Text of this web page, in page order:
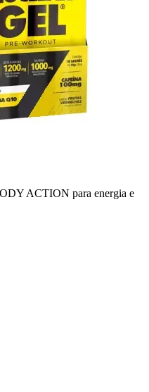
ACTION para energia e